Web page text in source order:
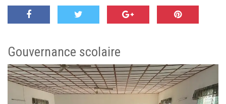
SUIVI-EVALUATION
MÉDIA
LANGUES
Gouvernance scolaire